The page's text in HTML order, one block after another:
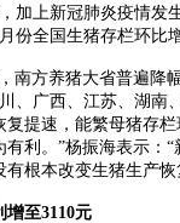
加上新冠肺炎疫情发
份全国生猪存栏环比增
方养猪大省普遍降
、广西、江苏、湖南
复提速，能繁母猪存
利。”杨振海表示：
根本改变生猪生产
至3110元